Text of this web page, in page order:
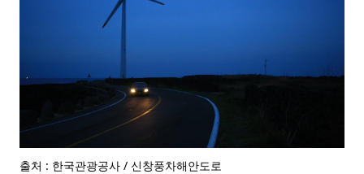
출처 : 한국관광공사 / 신창풍차해안도로